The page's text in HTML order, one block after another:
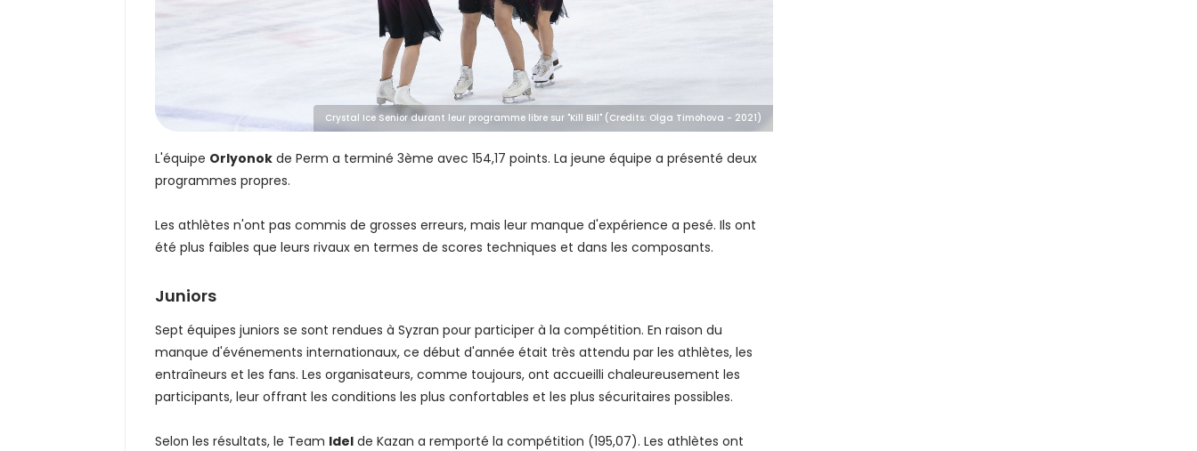
Crystal Ice Senior durant leur programme libre sur "Kill Bill" (Credits: Olga Timohova - 2021)
L'équipe Orlyonokde Perm a terminé 3ème avec 154,17 points. La jeune équipe a présenté deux
programmes propres.
Les athlètes n'ont pas commis de grosses erreurs, mais leur manque d'expérience a pesé. Ils ont
été plus faibles que leurs rivaux en termes de scores techniques et dans les composants.
Juniors
Sept équipes juniors se sont rendues à Syzran pour participer à la compétition. En raison du
manque d'événements internationaux, ce début d'année était très attendu par les athlètes, les
entraîneurs et les fans. Les organisateurs, comme toujours, ont accueilli chaleureusement les
participants, leur offrant les conditions les plus confortables et les plus sécuritaires possibles.
Selon les résultats, le Team Idelde Kazan a remporté la compétition (195,07). Les athlètes ont